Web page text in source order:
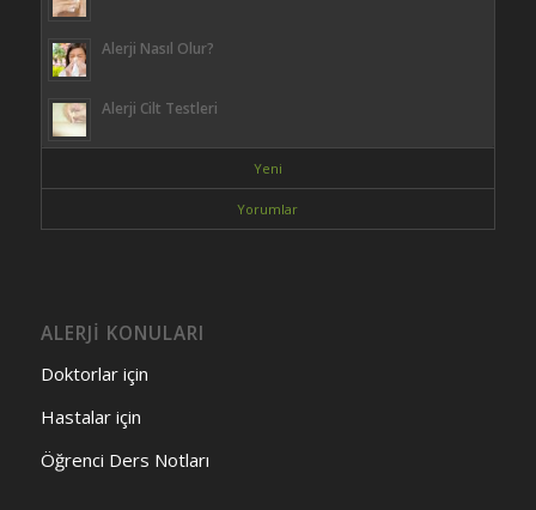
Alerji Nasıl Olur?
Alerji Cilt Testleri
Yeni
Yorumlar
ALERJİ KONULARI
Doktorlar için
Hastalar için
Öğrenci Ders Notları